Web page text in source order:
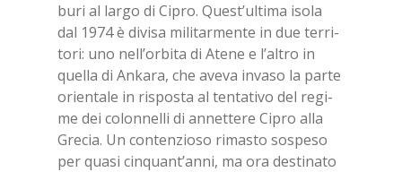
bu­ri al lar­go di Ci­pro. Que­st’ul­ti­ma iso­la
dal 1974 è di­vi­sa mi­li­tar­men­te in due ter­ri­
to­ri: uno nel­l’or­bi­ta di Ate­ne e l’al­tro in
quel­la di An­ka­ra, che ave­va in­va­so la par­te
orien­ta­le in ri­spo­sta al ten­ta­ti­vo del re­gi­
me dei co­lon­nel­li di an­net­te­re Ci­pro alla
Gre­cia. Un con­ten­zio­so ri­ma­sto so­spe­so
per qua­si cin­quan­t’an­ni, ma ora de­sti­na­to